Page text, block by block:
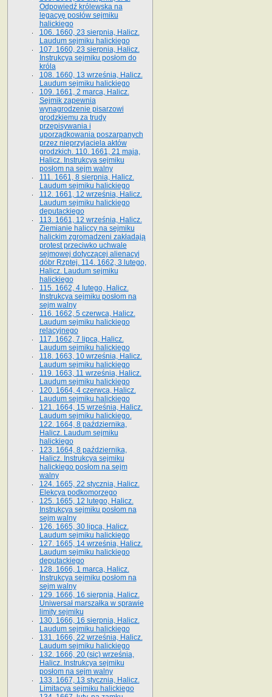
Odpowiedź królewska na
legacyę posłów sejmiku
halickiego
106. 1660, 23 sierpnia, Halicz.
Laudum sejmiku halickiego
107. 1660, 23 sierpnia, Halicz.
Instrukcya sejmiku posłom do
króla
108. 1660, 13 września, Halicz.
Laudum sejmiku halickiego
109. 1661, 2 marca, Halicz.
Sejmik zapewnia
wynagrodzenie pisarzowi
grodzkiemu za trudy
przepisywania i
uporządkowania poszarpanych
przez nieprzyjaciela aktów
grodzkich. 110. 1661, 21 maja,
Halicz. Instrukcya sejmiku
posłom na sejm walny
111. 1661, 8 sierpnia, Halicz.
Laudum sejmiku halickiego
112. 1661, 12 września, Halicz.
Laudum sejmiku halickiego
deputackiego
113. 1661, 12 września, Halicz.
Ziemianie haliccy na sejmiku
halickim zgromadzeni zakładają
protest przeciwko uchwale
sejmowej dotyczącej alienacyi
dóbr Rzptej. 114. 1662, 3 lutego,
Halicz. Laudum sejmiku
halickiego
115. 1662, 4 lutego, Halicz.
Instrukcya sejmiku posłom na
sejm walny
116. 1662, 5 czerwca, Halicz.
Laudum sejmiku halickiego
relacyjnego
117. 1662, 7 lipca, Halicz.
Laudum sejmiku halickiego
118. 1663, 10 września, Halicz.
Laudum sejmiku halickiego
119. 1663, 11 września, Halicz.
Laudum sejmiku halickiego
120. 1664, 4 czerwca, Halicz.
Laudum sejmiku halickiego
121. 1664, 15 września, Halicz.
Laudum sejmiku halickiego.
122. 1664, 8 października,
Halicz. Laudum sejmiku
halickiego
123. 1664, 8 października,
Halicz. Instrukcya sejmiku
halickiego posłom na sejm
walny
124. 1665, 22 stycznia, Halicz.
Elekcya podkomorzego
125. 1665, 12 lutego, Halicz.
Instrukcya sejmiku posłom na
sejm walny
126. 1665, 30 lipca, Halicz.
Laudum sejmiku halickiego
127. 1665, 14 września, Halicz.
Laudum sejmiku halickiego
deputackiego
128. 1666, 1 marca, Halicz.
Instrukcya sejmiku posłom na
sejm walny
129. 1666, 16 sierpnia, Halicz.
Uniwersał marszałka w sprawie
limity sejmiku
130. 1666, 16 sierpnia, Halicz.
Laudum sejmiku halickiego
131. 1666, 22 września, Halicz.
Laudum sejmiku halickiego
132. 1666, 20 (sic) września,
Halicz. Instrukcya sejmiku
posłom na sejm walny
133. 1667, 13 stycznia, Halicz.
Limitacya sejmiku halickiego